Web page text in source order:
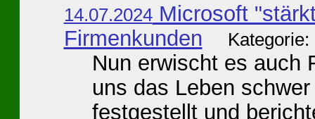
14.07.2024Microsoft
Firmenkunden
Nun erwischt es auch
uns das Leben
festgestellt und